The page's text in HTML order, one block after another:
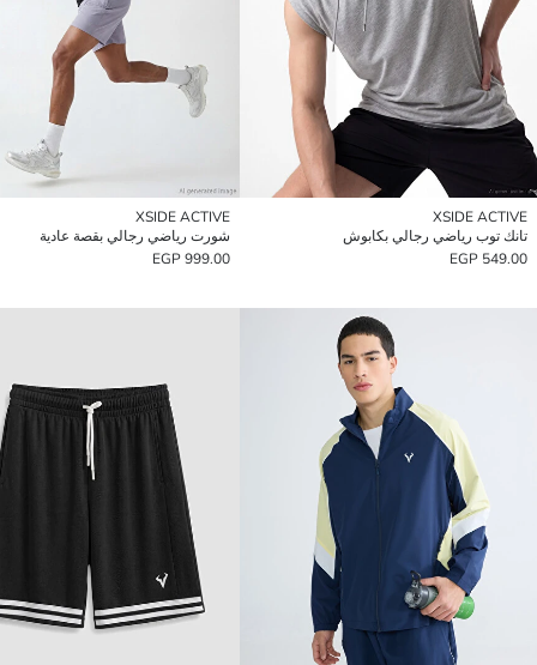
XSIDE ACTIVE
تانك توب رياضي رجالي بكابوش
549.00 EGP
XSIDE ACTIVE
شورت رياضي رجالي بقصة عادية
999.00 EGP